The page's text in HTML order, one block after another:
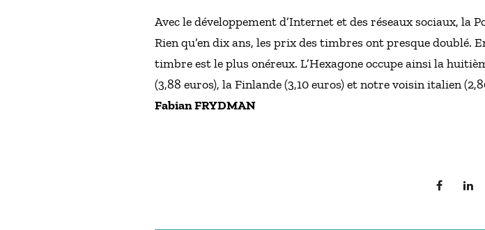
Avec le développement d’Internet et des réseaux sociaux, la
Rien qu’en dix ans, les prix des timbres ont presque doublé.
timbre est le plus onéreux. L’Hexagone occupe ainsi la
(3,88 euros), la Finlande (3,10 euros) et notre voisin italien
Fabian FRYDMAN